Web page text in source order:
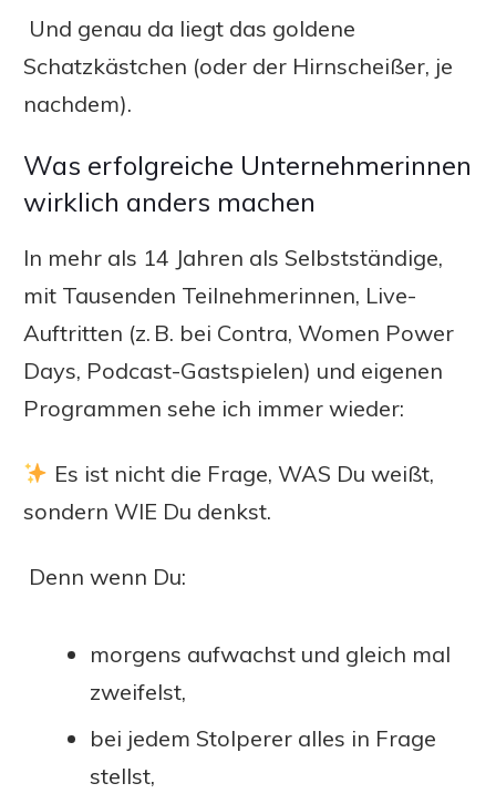
Und genau da liegt das goldene
Schatzkästchen (oder der Hirnscheißer, je
nachdem).
Was erfolgreiche Unternehmerinnen
wirklich anders machen
In mehr als 14 Jahren als Selbstständige,
mit Tausenden Teilnehmerinnen, Live-
Auftritten (z. B. bei Contra, Women Power
Days, Podcast-Gastspielen) und eigenen
Programmen sehe ich immer wieder:
Es ist nicht die Frage, WAS Du weißt,
sondern WIE Du denkst.
Denn wenn Du:
morgens aufwachst und gleich mal
zweifelst,
bei jedem Stolperer alles in Frage
stellst,